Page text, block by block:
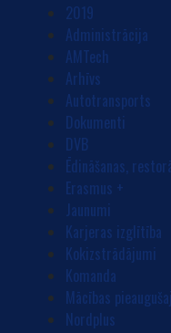
2019
Administrācija
AMTech
Arhīvs
Autotransports
Dokumenti
DVB
Ēdināšanas,
Erasmus +
Jaunumi
Karjeras izglītība
Kokizstrādājumi
Komanda
Mācības
Nordplus